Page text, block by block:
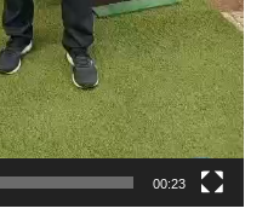
00:23